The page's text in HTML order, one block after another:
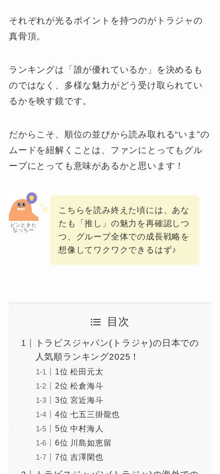
それぞれが光るポイントを持つのがトラジャの
真骨頂。
ランキングは「誰が優れているか」を決めるも
のではなく、多様な魅力がどう受け取られてい
るかを映す鏡です。
だからこそ、順位の並びから読み取れる“いま”の
ムードを紐解くことは、ファンにとってもグル
ープにとっても意味があるかと思います！
ピンときた
なっちー
こちらを読み終えた頃には、あな
たも「推し」の魅力を再確認しつ
つ、グループ全体での成長戦略を
想像してワクワクできるはず♪
目次
トラビスジャパン(トラジャ)の日本での
人気順ランキング2025！
1位 松田元太
2位 松倉海斗
3位 宮近海斗
4位 七五三掛龍也
5位 中村海人
6位 川島如恵留
7位 吉澤閑也